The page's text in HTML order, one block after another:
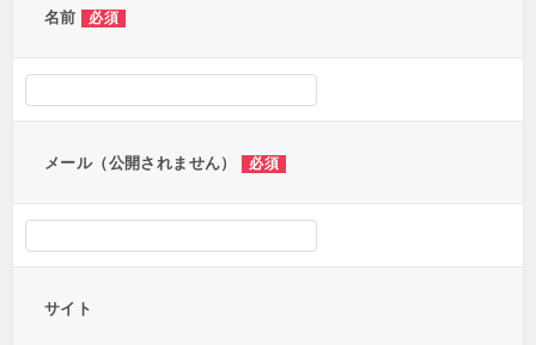
名前 必須
メール（公開されません） 必須
サイト